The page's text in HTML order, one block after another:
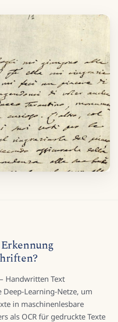
Handwritten Text
Learning-Netze, um
in maschinenlesbare
als OCR für gedruckte Texte